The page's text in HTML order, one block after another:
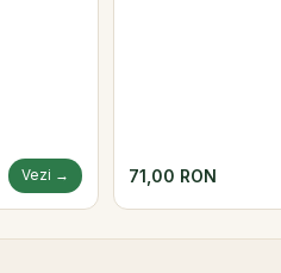
Vezi → 71,00 RON